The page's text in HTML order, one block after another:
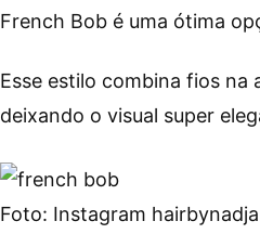
French Bob é uma ótima
Esse estilo combina fios
deixando o visual super
Foto: Instagram hairbynadja